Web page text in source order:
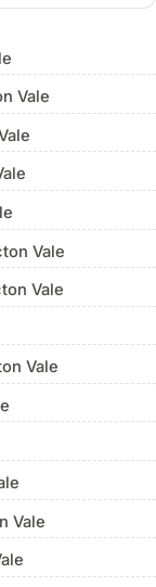
Vale
Vale
Vale
Vale
Vale